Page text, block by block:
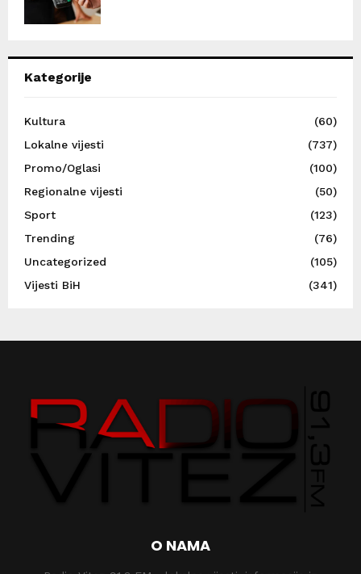
Kategorije
Kultura
(60)
Lokalne vijesti
(737)
Promo/Oglasi
(100)
Regionalne vijesti
(50)
Sport
(123)
Trending
(76)
Uncategorized
(105)
Vijesti BiH
(341)
O NAMA